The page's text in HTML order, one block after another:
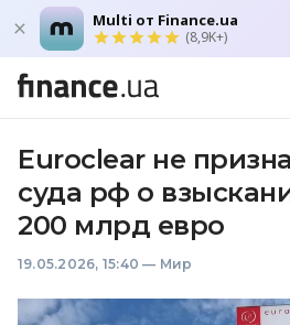
Multi от Finance.ua
(8,9K+)
Euroclear не
суда рф о
200 млрд евро
19.05.2026, 15:40 — Мир